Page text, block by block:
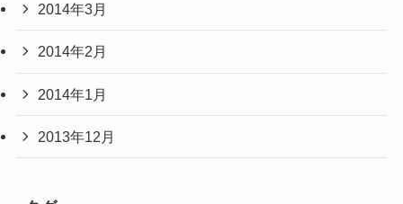
2014年3月
2014年2月
2014年1月
2013年12月